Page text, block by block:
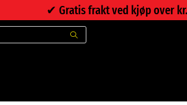
✔︎ Gratis frakt ved kjøp over